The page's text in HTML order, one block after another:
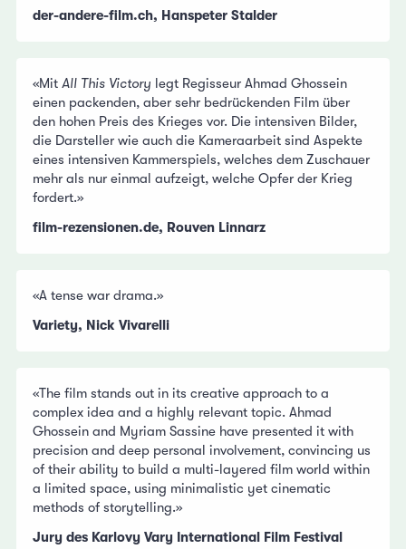
der-andere-film.ch, Hanspeter Stalder
«Mit All This Victory legt Regisseur Ahmad Ghossein
einen packenden, aber sehr bedrückenden Film über
den hohen Preis des Krieges vor. Die intensiven Bilder,
die Darsteller wie auch die Kameraarbeit sind Aspekte
eines intensiven Kammerspiels, welches dem Zuschauer
mehr als nur einmal aufzeigt, welche Opfer der Krieg
fordert.»
film-rezensionen.de, Rouven Linnarz
«A tense war drama.»
Variety, Nick Vivarelli
«The film stands out in its creative approach to a
complex idea and a highly relevant topic. Ahmad
Ghossein and Myriam Sassine have presented it with
precision and deep personal involvement, convincing us
of their ability to build a multi-layered film world within
a limited space, using minimalistic yet cinematic
methods of storytelling.»
Jury des Karlovy Vary International Film Festival